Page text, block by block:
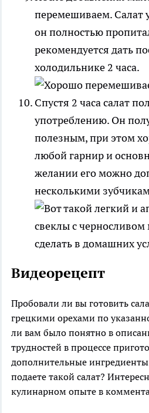
перемешиваем. Салат
он полностью
рекомендуется дать
холодильнике 2 часа.
Спустя 2 часа салат
употреблению. Он
полезным, при этом
любой гарнир и
желании его можно
несколькими
Видеорецепт
Пробовали ли вы готовить
грецкими орехами по
ли вам было понятно в
трудностей в процессе
дополнительные
подаете такой салат?
кулинарном опыте в